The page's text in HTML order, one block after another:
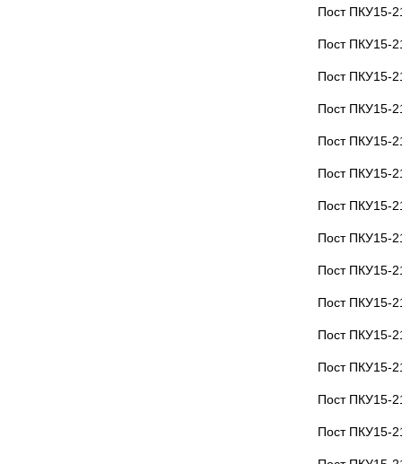
Пост ПКУ15-
Пост ПКУ15-
Пост ПКУ15-
Пост ПКУ15-
Пост ПКУ15-
Пост ПКУ15-
Пост ПКУ15-
Пост ПКУ15-
Пост ПКУ15-
Пост ПКУ15-
Пост ПКУ15-
Пост ПКУ15-
Пост ПКУ15-
Пост ПКУ15-